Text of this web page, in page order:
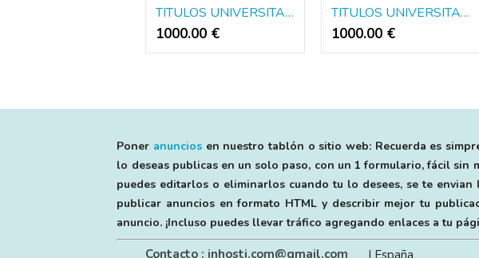
TITULOS UNIVERSITARIOS DE EUROPA Y AMERICA
1000.00 €
TITULOS UNIVERSITARIOS DE EUROPA Y AMERICA
1000.00 €
Poner anuncios en nuestro tablón o sitio web: Recuerda es
lo deseas publicas en un solo paso, con un 1 formulario, fácil
puedes editarlos o eliminarlos cuando tu lo desees, se te
publicar anuncios en formato HTML y describir mejor tu
anuncio. ¡Incluso puedes llevar tráfico agregando enlaces a tu
Contacto : inhosti.com@gmail.com